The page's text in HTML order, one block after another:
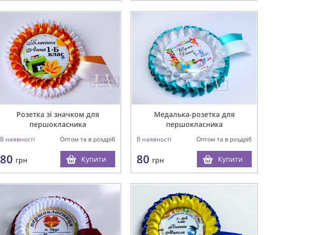
Розетка зі значком для
першокласника
В наявності Оптом та в роздріб
80 грн Купити
Медалька-розетка для
першокласника
В наявності Оптом та в роздріб
80 грн Купити